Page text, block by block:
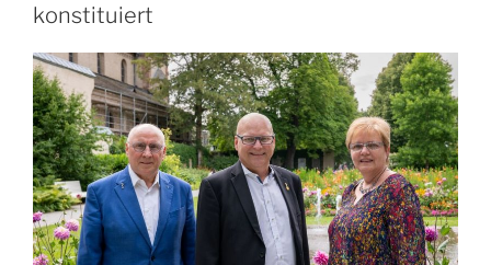
konstituiert